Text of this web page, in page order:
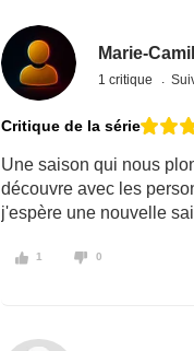
Marie-
1 critique
Critique de la série
Une saison qui nous
découvre avec les
j'espère une nouvelle
1 0